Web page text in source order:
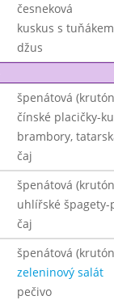
česneková
kuskus s
džus
špenátová
čínské placičky-
brambory,
čaj
špenátová
uhlířské špagety-
čaj
špenátová
zeleninový salát
pečivo